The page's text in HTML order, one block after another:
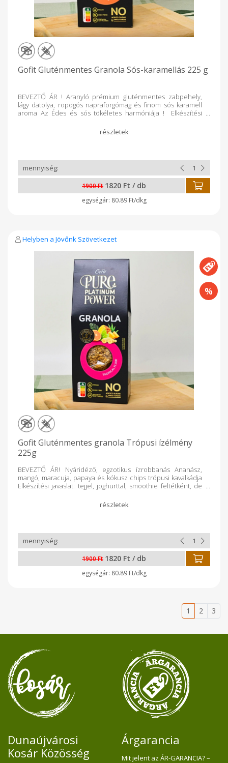
Gofit Gluténmentes Granola Sós-karamellás 225 g
BEVEZTŐ ÁR ! Aranyló prémium gluténmentes zabpehely,
lágy datolya, ropogós napraforgómag és finom sós karamell
aroma Az Édes és sós tökéletes harmóniája ! Elkészítési
is fogyasztható. ENERGIA KJ1430. Kcal: 340, 5 ZSÍR:11,3 g ,
TELÍTETT ZSÍR: 1,8 g, SZÉNHIDRÁT: 43,5 g - CUKOR: 7,5 g
Kft. - Nyíregyháza GLUTÉNMENTES ZABFELDOLGOZÓ
ÜZEM
1900 Ft 1820 Ft / db
80.89 Ft/dkg
Helyben a Jövőnk Szövetkezet
Gofit Gluténmentes granola Trópusi ízélmény
225g
BEVEZTŐ ÁR! Nyáridéző, egzotikus ízrobbanás Ananász,
mangó, maracuja, papaya és kókusz chips trópusi kavalkádja
Elkészítési javaslat: tejjel, joghurttal, smoothie feltétként, de
ZSÍR:10,8 g , TELÍTETT ZSÍR: 1,7 g, SZÉNHIDRÁT: 41,8 g
- CUKOR: 9,7 g *, FEHÉRJE : 11,3 g, ROST: 18,5 g, SÓ: 0,29 g
ZABFELDOLGOZÓ ÜZEM
1900 Ft 1820 Ft / db
80.89 Ft/dkg
1 2 3
Dunaújvárosi
Kosár Közösség
Árgarancia
Mit jelent az ÁR-GARANCIA? –